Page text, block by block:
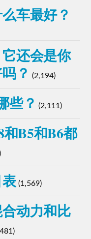
车最好？
还会是你
？
(2,194)
些？ (2,111)
B5和B6都
(1,569)
动力和比